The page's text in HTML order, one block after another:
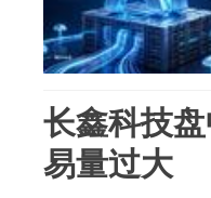
长鑫科技
易量过大